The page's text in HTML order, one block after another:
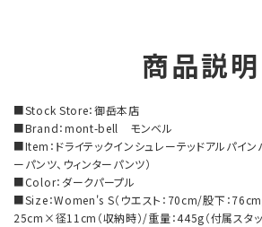
商品説明
■Stock Store：御岳本店
■Brand：mont-bell モンベル
■Item：ドライテックインシュレーテッドアルパイ
ーパンツ、ウィンターパンツ）
■Color：ダークパープル
■Size：Women's S（ウエスト：70cm/股下：
25cm×径11cm（収納時）/重量：445g（付属スタッ